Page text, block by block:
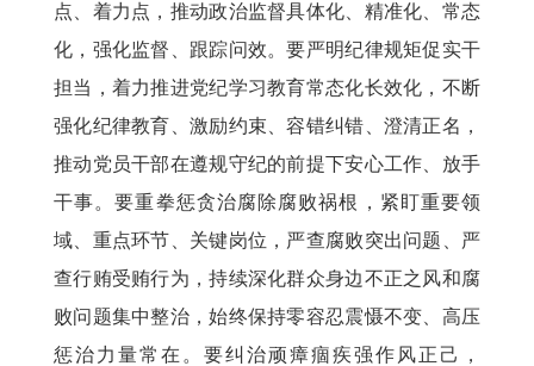
点、着力点，推动政治监督具体化、精准化、常态
化，强化监督、跟踪问效。要严明纪律规矩促实干
担当，着力推进党纪学习教育常态化长效化，不断
强化纪律教育、激励约束、容错纠错、澄清正名，
推动党员干部在遵规守纪的前提下安心工作、放手
干事。要重拳惩贪治腐除腐败祸根，紧盯重要领
域、重点环节、关键岗位，严查腐败突出问题、严
查行贿受贿行为，持续深化群众身边不正之风和腐
败问题集中整治，始终保持零容忍震慑不变、高压
惩治力量常在。要纠治顽瘴痼疾强作风正己，